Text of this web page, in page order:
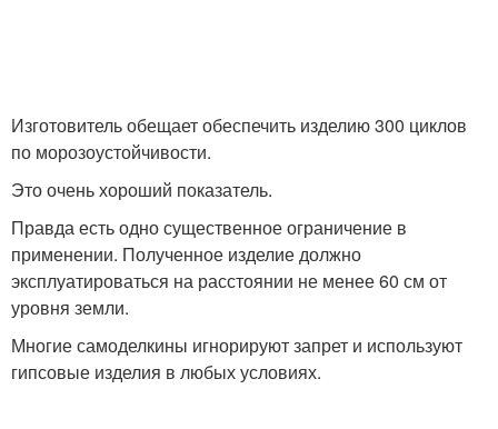
Изготовитель обещает обеспечить изделию 300 циклов
по морозоустойчивости.
Это очень хороший показатель.
Правда есть одно существенное ограничение в
применении. Полученное изделие должно
эксплуатироваться на расстоянии не менее 60 см от
уровня земли.
Многие самоделкины игнорируют запрет и используют
гипсовые изделия в любых условиях.